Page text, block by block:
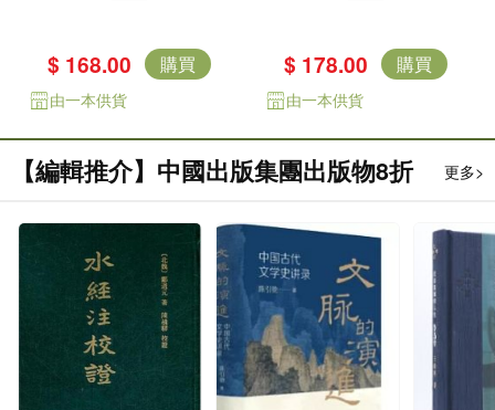
$ 168.00 購買
由一本供貨
$ 178.00 購買
由一本供貨
【編輯推介】中國出版集團出版物8折 更多>